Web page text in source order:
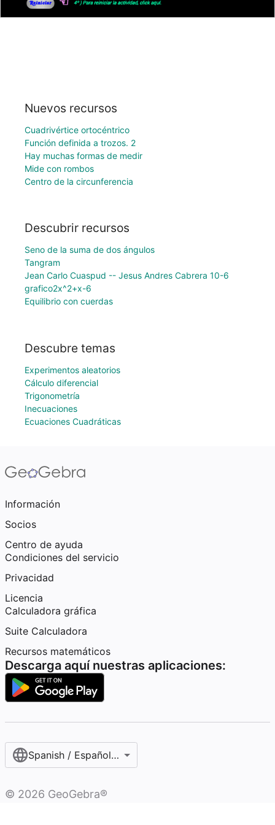
Nuevos recursos
Cuadrivértice ortocéntrico
Función definida a trozos. 2
Hay muchas formas de medir
Mide con rombos
Centro de la circunferencia
Descubrir recursos
Seno de la suma de dos ángulos
Tangram
Jean Carlo Cuaspud -- Jesus Andres Cabrera 10-6
grafico2x^2+x-6
Equilibrio con cuerdas
Descubre temas
Experimentos aleatorios
Cálculo diferencial
Trigonometría
Inecuaciones
Ecuaciones Cuadráticas
Información
Socios
Centro de ayuda
Condiciones del servicio
Privacidad
Licencia
Calculadora gráfica
Suite Calculadora
Recursos matemáticos
Descarga aquí nuestras aplicaciones:
Spanish / Español (internacional)
© 2026 GeoGebra®